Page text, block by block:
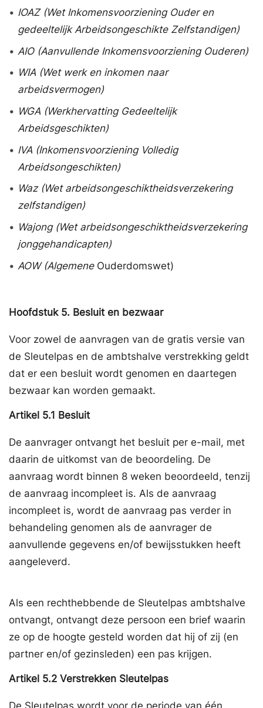
• IOAZ (Wet Inkomensvoorziening Ouder en
gedeeltelijk Arbeidsongeschikte Zelfstandigen)
• AIO (Aanvullende Inkomensvoorziening Ouderen)
• WIA (Wet werk en inkomen naar
arbeidsvermogen)
• WGA (Werkhervatting Gedeeltelijk
Arbeidsgeschikten)
• IVA (Inkomensvoorziening Volledig
Arbeidsongeschikten)
• Waz (Wet arbeidsongeschiktheidsverzekering
zelfstandigen)
• Wajong (Wet arbeidsongeschiktheidsverzekering
jonggehandicapten)
• AOW (AlgemeneOuderdomswet)
Hoofdstuk 5. Besluit en bezwaar
Voor zowel de aanvragen van de gratis versie van
de Sleutelpas en de ambtshalve verstrekking geldt
dat er een besluit wordt genomen en daartegen
bezwaar kan worden gemaakt.
Artikel 5.1 Besluit
De aanvrager ontvangt het besluit per e-mail, met
daarin de uitkomst van de beoordeling. De
aanvraag wordt binnen 8 weken beoordeeld, tenzij
de aanvraag incompleet is. Als de aanvraag
incompleet is, wordt de aanvraag pas verder in
behandeling genomen als de aanvrager de
aanvullende gegevens en/of bewijsstukken heeft
aangeleverd.
Als een rechthebbende de Sleutelpas ambtshalve
ontvangt, ontvangt deze persoon een brief waarin
ze op de hoogte gesteld worden dat hij of zij (en
partner en/of gezinsleden) een pas krijgen.
Artikel 5.2 Verstrekken Sleutelpas